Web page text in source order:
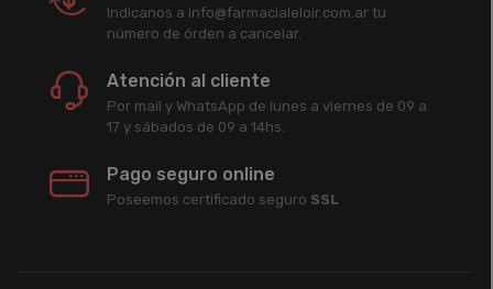
Indicanos a info@farmacialeloir.com.ar tu
número de órden a cancelar.
Atención al cliente
Por mail y WhatsApp de lunes a viernes de 09 a
17 y sábados de 09 a 14hs.
Pago seguro online
Poseemos certificado seguro SSL